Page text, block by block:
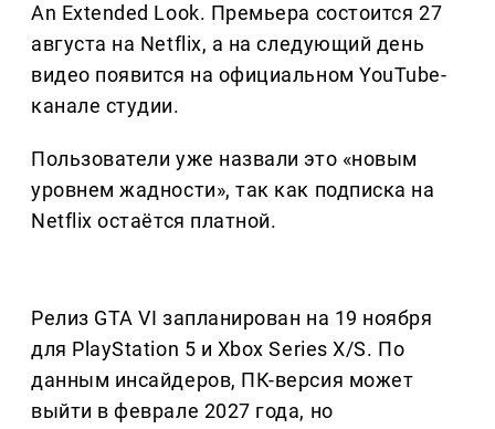
An Extended Look. Премьера состоится 27
августа на Netflix, а на следующий день
видео появится на официальном YouTube-
канале студии.
Пользователи уже назвали это «новым
уровнем жадности», так как подписка на
Netflix остаётся платной.
Релиз GTA VI запланирован на 19 ноября
для PlayStation 5 и Xbox Series X/S. По
данным инсайдеров, ПК-версия может
выйти в феврале 2027 года, но